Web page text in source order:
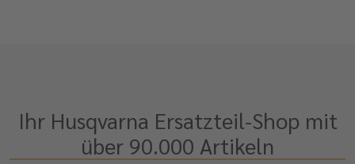
Ihr Husqvarna Ersatzteil-Shop mit
über 90.000 Artikeln